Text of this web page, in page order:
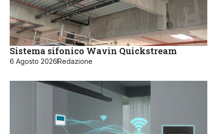
Sistema sifonico Wavin Quickstream
6 Agosto 2026Redazione